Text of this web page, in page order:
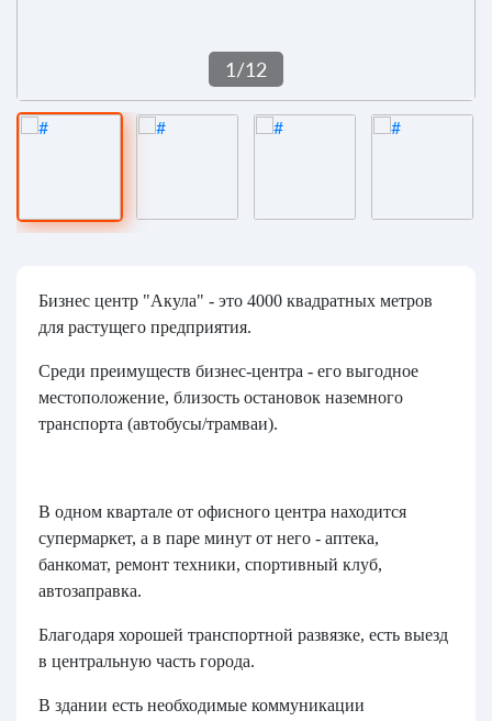
1/12
Бизнес центр "Акула" - это 4000 квадратных метров
для растущего предприятия.
Среди преимуществ бизнес-центра - его выгодное
местоположение, близость остановок наземного
транспорта (автобусы/трамваи).
В одном квартале от офисного центра находится
супермаркет, а в паре минут от него - аптека,
банкомат, ремонт техники, спортивный клуб,
автозаправка.
Благодаря хорошей транспортной развязке, есть выезд
в центральную часть города.
В здании есть необходимые коммуникации